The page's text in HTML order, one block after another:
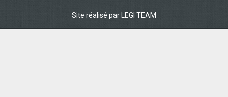
Site réalisé par LEGI TEAM